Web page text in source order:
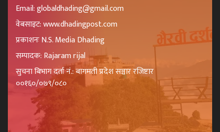
Email: globaldhading@gmail.com
वेबसाइट: www.dhadingpost.com
प्रकाशनः N.S. Media Dhading
सम्पादक: Rajaram rijal
सुचना बिभाग दर्ता नं.: बागमती प्रदेश सञ्चार रजिष्टार
००१६०/०७९/०८०